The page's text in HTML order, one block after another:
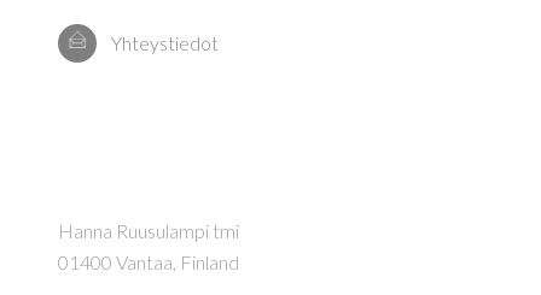
Yhteystiedot
Hanna Ruusulampi tmi
01400 Vantaa, Finland